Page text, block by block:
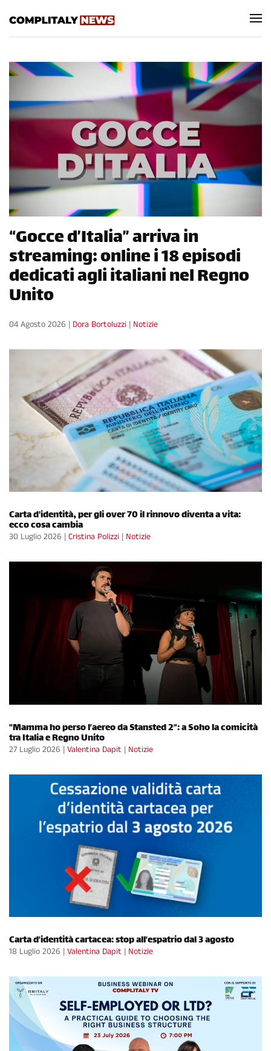
“Gocce d’Italia” arriva in
streaming: online i 18 episodi
dedicati agli italiani nel Regno
Unito
04 Agosto 2026 | Dora Bortoluzzi | Notizie
Carta d'identità, per gli over 70 il rinnovo diventa a vita:
ecco cosa cambia
30 Luglio 2026 | Cristina Polizzi | Notizie
"Mamma ho perso l’aereo da Stansted 2”: a Soho la comicità
tra Italia e Regno Unito
27 Luglio 2026 | Valentina Dapit | Notizie
Carta d’identità cartacea: stop all’espatrio dal 3 agosto
18 Luglio 2026 | Valentina Dapit | Notizie